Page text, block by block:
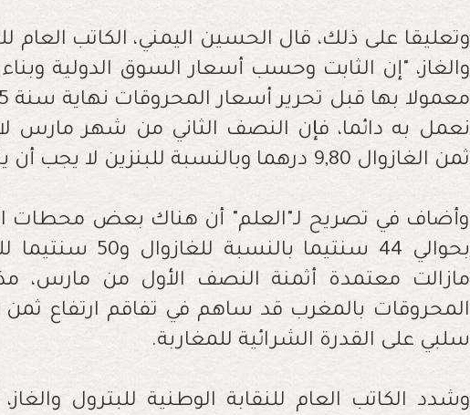
وتعليقا على ذلك، قال الحسين اليمني، الكاتب العام
والغاز، "إن الثابت وحسب أسعار السوق الدولية وبناء
نعمل به دائما، فإن النصف الثاني من شهر مارس
ثمن الغازوال 9,80 درهما وبالنسبة للبنزين لا يجب أن يتجاوز 11,10 درهما
وأضاف في تصريح لـ"العلم" أن هناك بعض محطات
بحوالي 44 سنتيما
مازالت معتمدة أثمنة النصف الأول من مارس،
المحروقات بالمغرب قد ساهم في تفاقم ارتفاع ثمن
سلبي على القدرة الشرائية للمغاربة.
وشدد الكاتب العام للنقابة الوطنية للبترول